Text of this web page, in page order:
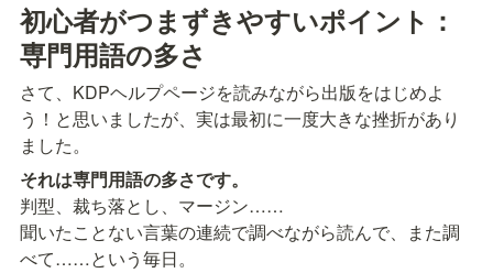
初心者がつまずきやすいポイント：
専門用語の多さ
さて、KDPヘルプページを読みながら出版をはじめよ
う！と思いましたが、実は最初に一度大きな挫折があり
ました。
それは専門用語の多さです。
判型、裁ち落とし、マージン……
聞いたことない言葉の連続で調べながら読んで、また調
べて……という毎日。